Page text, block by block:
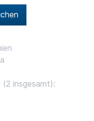
(2 insgesamt):